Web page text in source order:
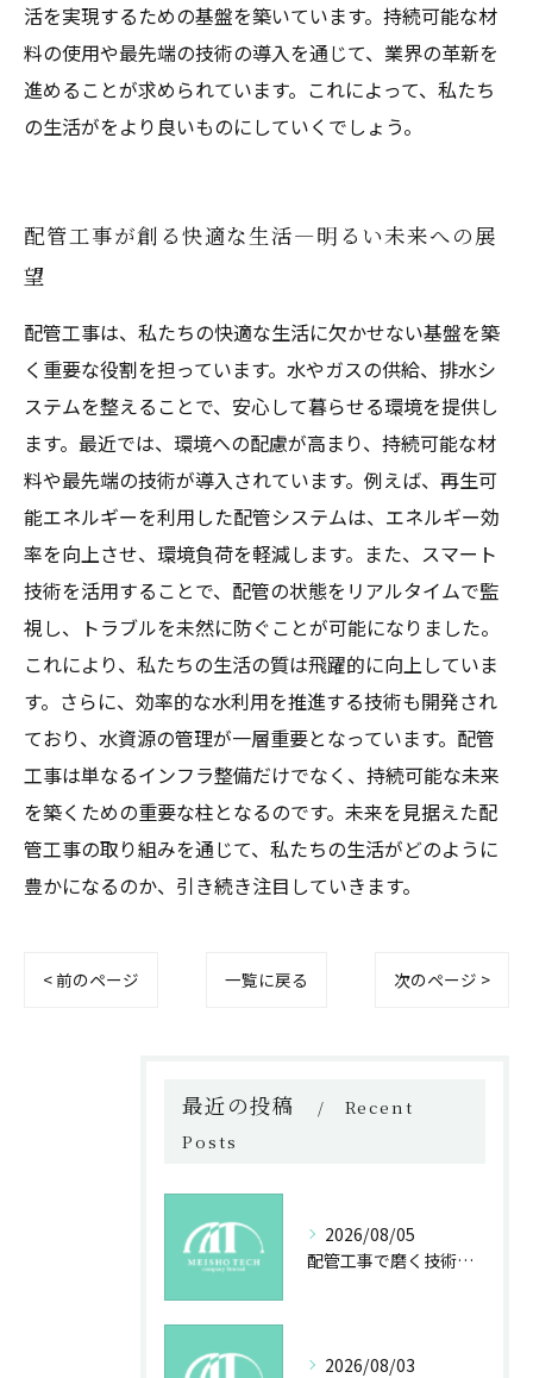
活を実現するための基盤を築いています。持続可能な材
料の使用や最先端の技術の導入を通じて、業界の革新を
進めることが求められています。これによって、私たち
の生活がをより良いものにしていくでしょう。
配管工事が創る快適な生活—明るい未来への展
望
配管工事は、私たちの快適な生活に欠かせない基盤を築
く重要な役割を担っています。水やガスの供給、排水シ
ステムを整えることで、安心して暮らせる環境を提供し
ます。最近では、環境への配慮が高まり、持続可能な材
料や最先端の技術が導入されています。例えば、再生可
能エネルギーを利用した配管システムは、エネルギー効
率を向上させ、環境負荷を軽減します。また、スマート
技術を活用することで、配管の状態をリアルタイムで監
視し、トラブルを未然に防ぐことが可能になりました。
これにより、私たちの生活の質は飛躍的に向上していま
す。さらに、効率的な水利用を推進する技術も開発され
ており、水資源の管理が一層重要となっています。配管
工事は単なるインフラ整備だけでなく、持続可能な未来
を築くための重要な柱となるのです。未来を見据えた配
管工事の取り組みを通じて、私たちの生活がどのように
豊かになるのか、引き続き注目していきます。
< 前のページ 一覧に戻る 次のページ >
最近の投稿
Recent
Posts
2026/08/05
配管工事で磨く技術と未来への誇り
2026/08/03